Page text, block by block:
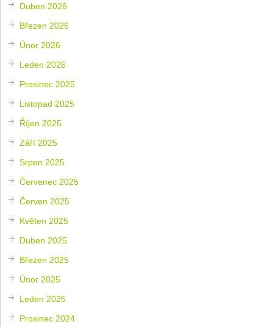
Duben 2026
Březen 2026
Únor 2026
Leden 2026
Prosinec 2025
Listopad 2025
Říjen 2025
Září 2025
Srpen 2025
Červenec 2025
Červen 2025
Květen 2025
Duben 2025
Březen 2025
Únor 2025
Leden 2025
Prosinec 2024